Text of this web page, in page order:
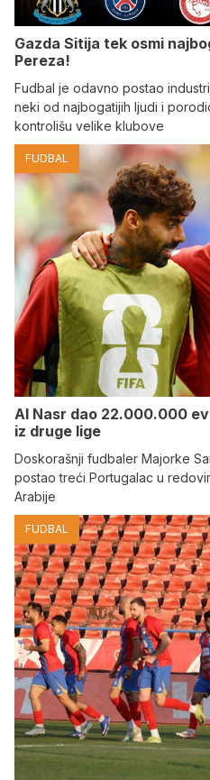
Gazda Sitija tek osmi
Pereza!
Fudbal je odavno postao
neki od najbogatijih ljudi i
kontrolišu velike klubove
FUDBAL
Al Nasr dao 22.000.000
iz druge lige
Doskorašnji fudbaler Majorke
postao treći Portugalac u
Arabije
FUDBAL